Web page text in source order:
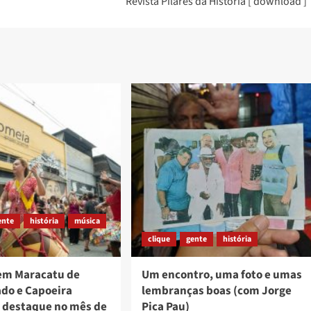
história música
Maracatu de
e Capoeira
no mês de
clique gente história
Um encontro, uma foto e umas
lembranças boas (com Jorge
Pica Pau)